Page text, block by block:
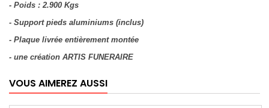
- Poids : 2.900 Kgs
- Support pieds aluminiums (inclus)
- Plaque livrée entièrement montée
- une création ARTIS FUNERAIRE
VOUS AIMEREZ AUSSI